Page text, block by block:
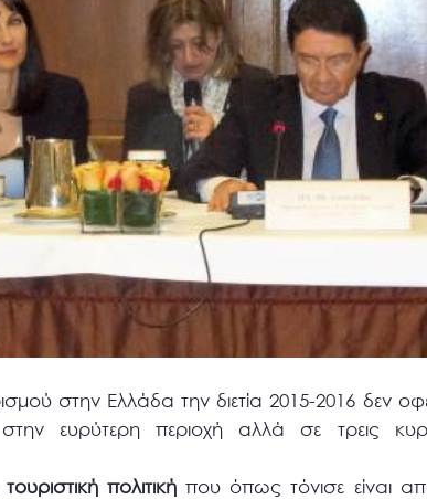
στην Ελλάδα την διετία 2015-2016 δεν
ευρύτερη περιοχή αλλά σε τρεις
πολιτικήπου όπως τόνισε είναι